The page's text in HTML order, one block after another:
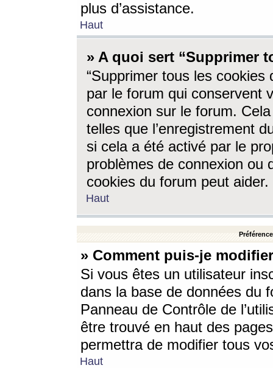
plus d’assistance.
Haut
» A quoi sert “Supprimer
“Supprimer tous les cookies
par le forum qui conservent
connexion sur le forum.
telles que l’enregistrement
si cela a été activé par le
problèmes de connexion ou
cookies du forum peut aider.
Haut
» Comment puis-je
Si vous êtes un utilisateur
dans la base de données du
Panneau de Contrôle de
être trouvé en haut des
permettra de modifier tous
Haut